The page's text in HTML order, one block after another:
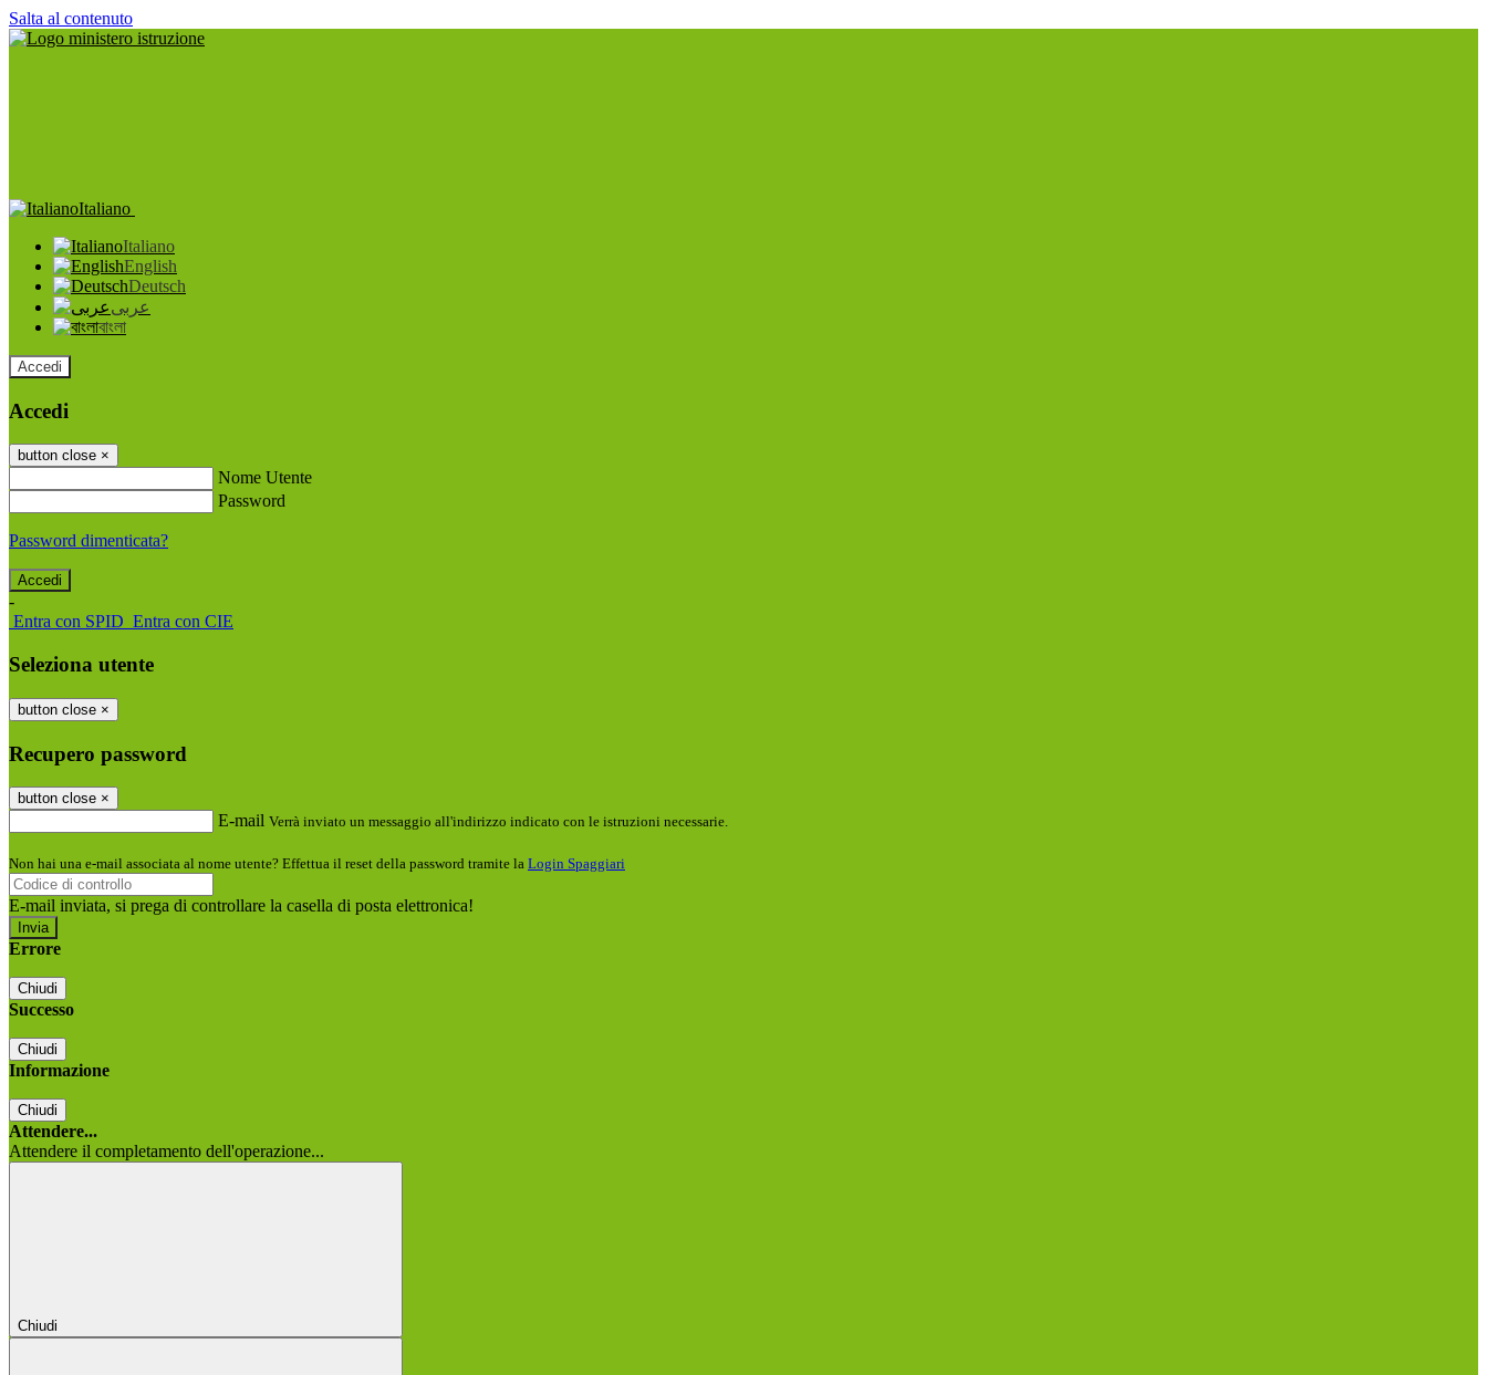
Salta al contenuto
Italiano
Italiano
English
Deutsch
عربى
বাংলা
Accedi
Accedi
button close ×
Nome Utente
Password
Password dimenticata?
-
Entra con SPID Entra con CIE
Seleziona utente
button close ×
Recupero password
button close ×
E-mail Verrà inviato un messaggio all'indirizzo indicato con le istruzioni necessarie.
Non hai una e-mail associata al nome utente? Effettua il reset della password tramite la Login Spaggiari
E-mail inviata, si prega di controllare la casella di posta elettronica!
Errore
Chiudi
Successo
Chiudi
Informazione
Chiudi
Attendere...
Attendere il completamento dell'operazione...
Chiudi